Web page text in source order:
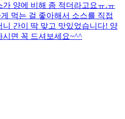
양에 비해 좀 적더라고요ㅠ.ㅠ
먹는 걸 좋아해서 소스를 직접
간이 딱 맞고 맛있었습니다! 양
시면 꼭 드셔보세요~^^